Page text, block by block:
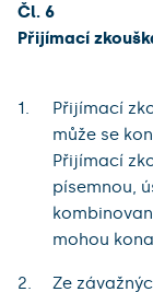
Čl. 6
Přijímací
Přijímací
může se
Přijímací
písemnou,
mohou
Ze